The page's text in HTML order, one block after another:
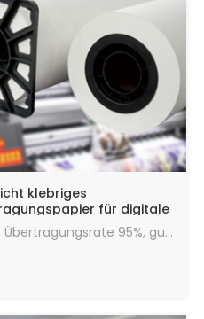
klebriges
für digitale
30gsm Sublimationspapier, Übertragungsrate 95%, gute Wärmeübertragungswirkung, die maximale Menge an Tinte, schnelle Trocknungsgeschwindigkeit, läuft in gutem Zustand.